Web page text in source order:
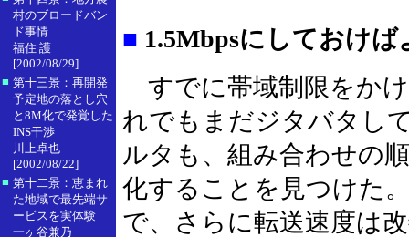
村のブロードバン
ド事情
福住 護
[2002/08/29]
■ 第十三景：再開発
予定地の落とし穴
と8M化で発覚した
INS干渉
川上卓也
[2002/08/22]
■ 第十二景：恵まれ
た地域で最先端サ
ービスを実体験
一ヶ谷兼乃
■ 1.5Mbpsにしておけ
すでに帯域制限をか
れでもまだジタバタし
ルタも、組み合わせの
化することを見つけた
で、さらに転送速度は